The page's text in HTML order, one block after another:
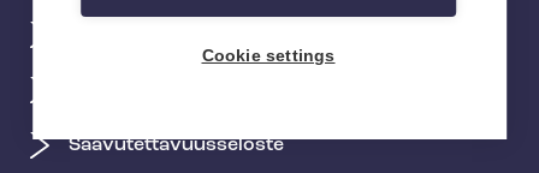
Saavutettavuusseloste
Cookie settings